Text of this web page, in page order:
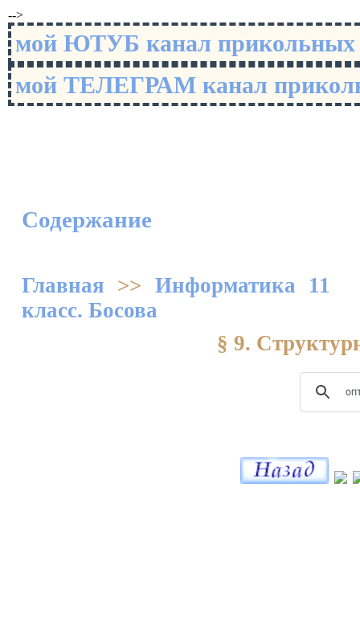
-->
мой ЮТУБ канал
мой ТЕЛЕГРАМ канал
Содержание
Главная >> Информатика 11
класс. Босова
§ 9.